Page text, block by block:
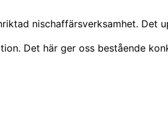
nischaffärsverksamhet. Det
Det här ger oss bestående